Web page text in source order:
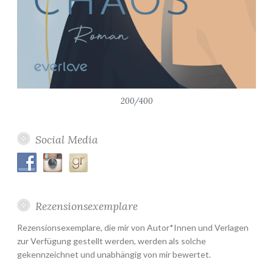
200/400
Social Media
Rezensionsexemplare
Rezensionsexemplare, die mir von Autor*Innen und Verlagen
zur Verfügung gestellt werden, werden als solche
gekennzeichnet und unabhängig von mir bewertet.